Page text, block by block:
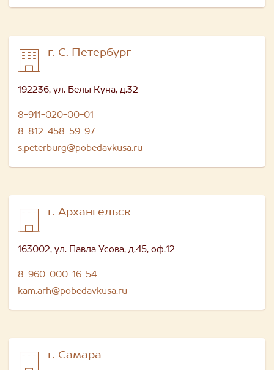
г. С. Петербург
192236, ул. Белы Куна, д.32
8-911-020-00-01
8-812-458-59-97
s.peterburg@pobedavkusa.ru
г. Архангельск
163002, ул. Павла Усова, д.45, оф.12
8-960-000-16-54
kam.arh@pobedavkusa.ru
г. Самара